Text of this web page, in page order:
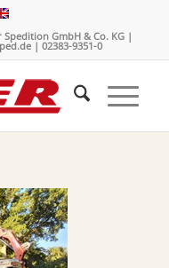
GmbH & Co. KG |
| 02383-9351-0